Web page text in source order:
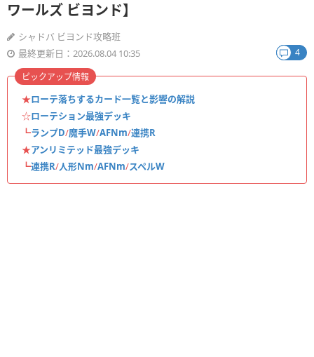
ワールズ ビヨンド】
シャドバ ビヨンド攻略班
最終更新日：2026.08.04 10:35
4
★ローテ落ちするカード一覧と影響の解説
☆ローテション最強デッキ
┗ランプD/魔手W/AFNm/連携R
★アンリミテッド最強デッキ
┗連携R/人形Nm/AFNm/スペルW
ピックアップ情報